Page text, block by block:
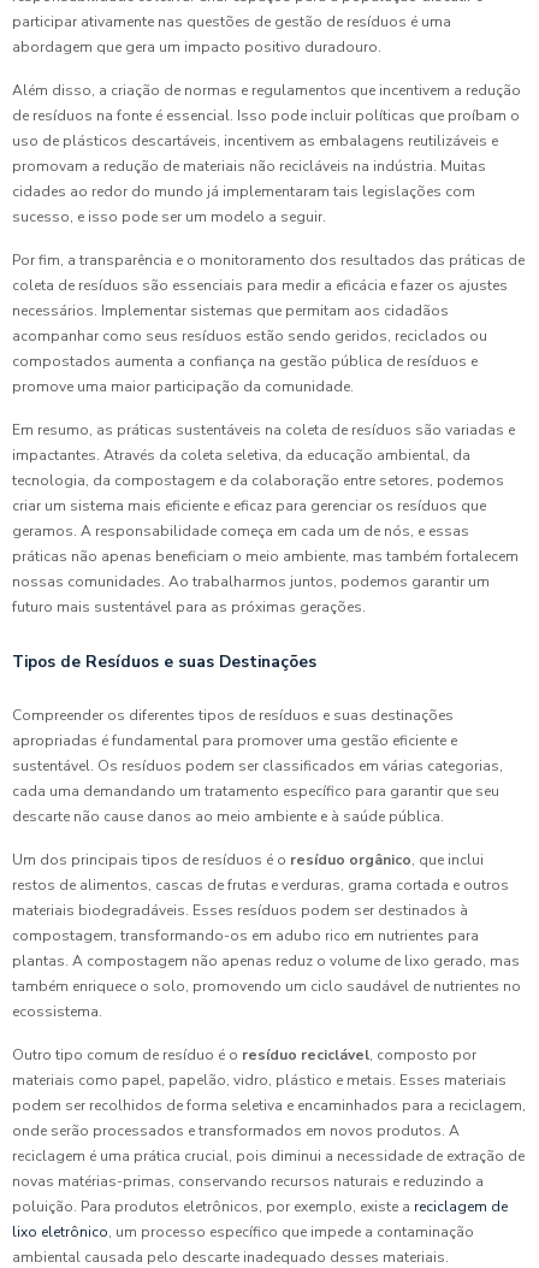
participar ativamente nas questões de gestão de resíduos é uma
abordagem que gera um impacto positivo duradouro.
Além disso, a criação de normas e regulamentos que incentivem a redução
de resíduos na fonte é essencial. Isso pode incluir políticas que proíbam o
uso de plásticos descartáveis, incentivem as embalagens reutilizáveis e
promovam a redução de materiais não recicláveis na indústria. Muitas
cidades ao redor do mundo já implementaram tais legislações com
sucesso, e isso pode ser um modelo a seguir.
Por fim, a transparência e o monitoramento dos resultados das práticas de
coleta de resíduos são essenciais para medir a eficácia e fazer os ajustes
necessários. Implementar sistemas que permitam aos cidadãos
acompanhar como seus resíduos estão sendo geridos, reciclados ou
compostados aumenta a confiança na gestão pública de resíduos e
promove uma maior participação da comunidade.
Em resumo, as práticas sustentáveis na coleta de resíduos são variadas e
impactantes. Através da coleta seletiva, da educação ambiental, da
tecnologia, da compostagem e da colaboração entre setores, podemos
criar um sistema mais eficiente e eficaz para gerenciar os resíduos que
geramos. A responsabilidade começa em cada um de nós, e essas
práticas não apenas beneficiam o meio ambiente, mas também fortalecem
nossas comunidades. Ao trabalharmos juntos, podemos garantir um
futuro mais sustentável para as próximas gerações.
Tipos de Resíduos e suas Destinações
Compreender os diferentes tipos de resíduos e suas destinações
apropriadas é fundamental para promover uma gestão eficiente e
sustentável. Os resíduos podem ser classificados em várias categorias,
cada uma demandando um tratamento específico para garantir que seu
descarte não cause danos ao meio ambiente e à saúde pública.
Um dos principais tipos de resíduos é o resíduo orgânico, que inclui
restos de alimentos, cascas de frutas e verduras, grama cortada e outros
materiais biodegradáveis. Esses resíduos podem ser destinados à
compostagem, transformando-os em adubo rico em nutrientes para
plantas. A compostagem não apenas reduz o volume de lixo gerado, mas
também enriquece o solo, promovendo um ciclo saudável de nutrientes no
ecossistema.
Outro tipo comum de resíduo é o resíduo reciclável, composto por
materiais como papel, papelão, vidro, plástico e metais. Esses materiais
podem ser recolhidos de forma seletiva e encaminhados para a reciclagem,
onde serão processados e transformados em novos produtos. A
reciclagem é uma prática crucial, pois diminui a necessidade de extração de
novas matérias-primas, conservando recursos naturais e reduzindo a
poluição. Para produtos eletrônicos, por exemplo, existe a reciclagem de
lixo eletrônico, um processo específico que impede a contaminação
ambiental causada pelo descarte inadequado desses materiais.